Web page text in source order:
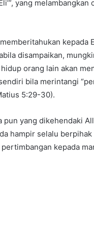
yang
kepada
disampaikan,
orang lain akan
bila merintangi
5:29-30).
yang dikehendaki
hampir selalu
kepada